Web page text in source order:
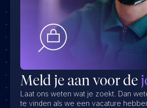
Meld je aan voor de
Laat ons weten wat je zoekt. Dan
te vinden als we een vacature